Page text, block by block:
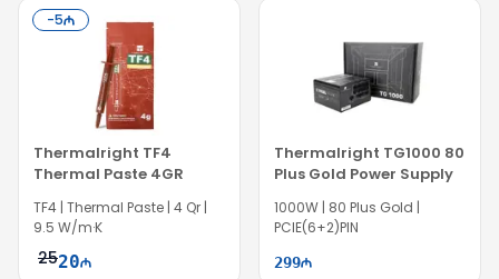
-5
Thermalright TF4
Thermal Paste 4GR
TF4 | Thermal Paste | 4 Qr |
9.5 W/m·K
2520
Thermalright TG1000 80
Plus Gold Power Supply
1000W | 80 Plus Gold |
PCIE(6+2)PIN
299